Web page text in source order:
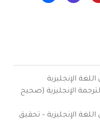
الإنجليزية
الإنجليزية (صحيح
الإنجليزية – تحقيق